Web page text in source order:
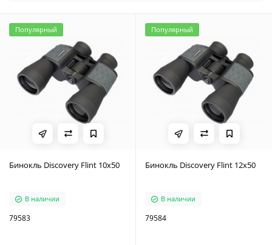
Популярный
Бинокль Discovery Flint 10x50
В наличии
79583
Популярный
Бинокль Discovery Flint 12x50
В наличии
79584